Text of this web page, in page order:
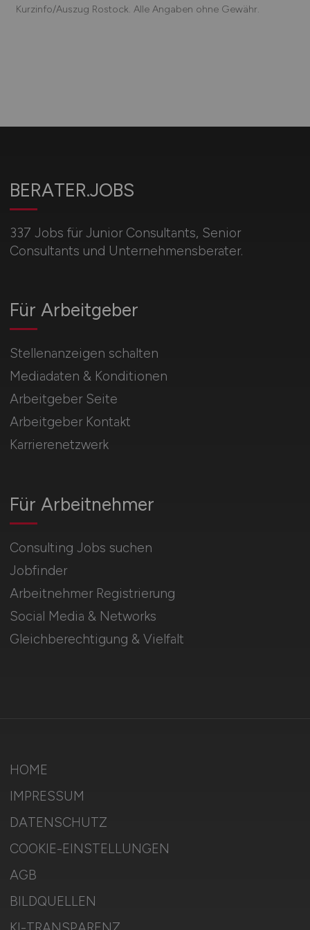
Kurzinfo/Auszug Rostock. Alle Angaben ohne Gewähr.
BERATER.JOBS
337 Jobs für Junior Consultants, Senior
Consultants und Unternehmensberater.
Für Arbeitnehmer
Consulting Jobs suchen
Jobfinder
Arbeitnehmer Registrierung
Social Media & Networks
Gleichberechtigung & Vielfalt
Für Arbeitgeber
Stellenanzeigen schalten
Mediadaten & Konditionen
Arbeitgeber Seite
Arbeitgeber Kontakt
Karrierenetzwerk
HOME
IMPRESSUM
DATENSCHUTZ
COOKIE-EINSTELLUNGEN
AGB
BILDQUELLEN